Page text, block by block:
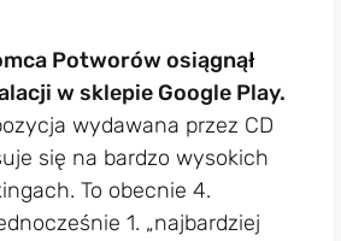
Potworów osiągnął
w sklepie Google Play.
wydawana przez CD
się na bardzo wysokich
To obecnie 4.
1. „najbardziej